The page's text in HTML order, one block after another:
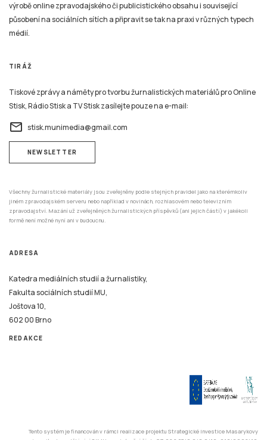
výrobě online zpravodajského či publicistického obsahu i související
působení na sociálních sítích a připravit se tak na praxi v různých typech
médií.
TIRÁŽ
Tiskové zprávy a náměty pro tvorbu žurnalistických materiálů pro Online
Stisk, Rádio Stisk a TV Stisk zasílejte pouze na e-mail:
email stisk.munimedia@gmail.com
NEWSLETTER
Všechny žurnalistické materiály jsou zveřejněny podle stejných pravidel jako na kterémkoliv
jiném zpravodajském serveru nebo například v novinách, rozhlasovém nebo televizním
zpravodajství. Mazání už zveřejněných žurnalistických příspěvků (ani jejich částí) v jakékoli
formě není možné nyní ani v budoucnu.
ADRESA
Katedra mediálních studií a žurnalistiky,
Fakulta sociálních studií MU,
Joštova 10,
602 00 Brno
REDAKCE
Tento systém je financován v rámci realizace projektu Strategické investice Masarykovy